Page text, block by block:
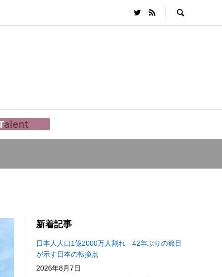
新着記事
日本人人口1億2000万人割れ 42年ぶりの節目
が示す日本の転換点
2026年8月7日